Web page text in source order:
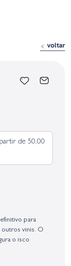
voltar
de 50,00
Regulamento
para
outros vinis. O
o isco
de arame